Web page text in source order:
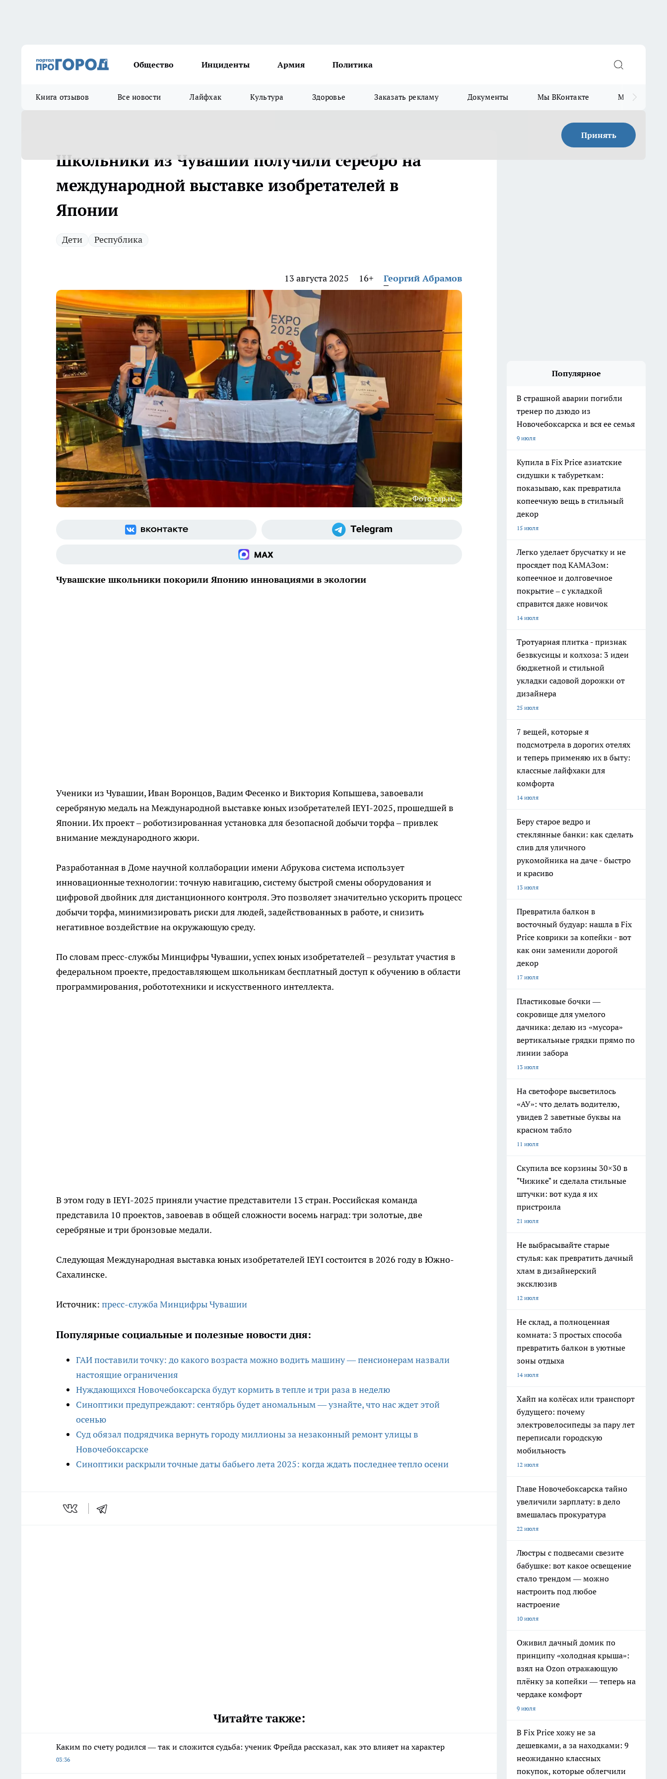
Общество Инциденты Армия Политика
Книга отзывов Все новости Лайфхак Культура Здоровье Заказать рекламу Документы Мы ВКонтакте Мы в
Принять
Школьники из Чувашии получили серебро на
международной выставке изобретателей в
Японии
Дети Республика
13 августа 2025 16+ Георгий Абрамов
Фото cap.ru
Чувашские школьники покорили Японию инновациями в экологии
Ученики из Чувашии, Иван Воронцов, Вадим Фесенко и Виктория Копышева, завоевали
серебряную медаль на Международной выставке юных изобретателей IEYI-2025, прошедшей в
Японии. Их проект – роботизированная установка для безопасной добычи торфа – привлек
внимание международного жюри.
Разработанная в Доме научной коллаборации имени Абрукова система использует
инновационные технологии: точную навигацию, систему быстрой смены оборудования и
цифровой двойник для дистанционного контроля. Это позволяет значительно ускорить процесс
добычи торфа, минимизировать риски для людей, задействованных в работе, и снизить
негативное воздействие на окружающую среду.
По словам пресс-службы Минцифры Чувашии, успех юных изобретателей – результат участия в
федеральном проекте, предоставляющем школьникам бесплатный доступ к обучению в области
программирования, робототехники и искусственного интеллекта.
В этом году в IEYI-2025 приняли участие представители 13 стран. Российская команда
представила 10 проектов, завоевав в общей сложности восемь наград: три золотые, две
серебряные и три бронзовые медали.
Следующая Международная выставка юных изобретателей IEYI состоится в 2026 году в Южно-
Сахалинске.
Источник: пресс-служба Минцифры Чувашии
Популярные социальные и полезные новости дня:
ГАИ поставили точку: до какого возраста можно водить машину — пенсионерам назвали
настоящие ограничения
Нуждающихся Новочебоксарска будут кормить в тепле и три раза в неделю
Синоптики предупреждают: сентябрь будет аномальным — узнайте, что нас ждет этой
осенью
Суд обязал подрядчика вернуть городу миллионы за незаконный ремонт улицы в
Новочебоксарске
Синоптики раскрыли точные даты бабьего лета 2025: когда ждать последнее тепло осени
Читайте также:
Каким по счету родился — так и сложится судьба: ученик Фрейда рассказал, как это влияет на характер
03:36
Популярное
В страшной аварии погибли
тренер по дзюдо из
Новочебоксарска и вся ее семья
9 июля
Купила в Fix Price азиатские
сидушки к табуреткам:
показываю, как превратила
копеечную вещь в стильный
декор
15 июля
Легко уделает брусчатку и не
просядет под КАМАЗом:
копеечное и долговечное
покрытие – с укладкой
справится даже новичок
14 июля
Тротуарная плитка - признак
безвкусицы и колхоза: 3 идеи
бюджетной и стильной
укладки садовой дорожки от
дизайнера
25 июля
7 вещей, которые я
подсмотрела в дорогих отелях
и теперь применяю их в быту:
классные лайфхаки для
комфорта
14 июля
Беру старое ведро и
стеклянные банки: как сделать
слив для уличного
рукомойника на даче - быстро
и красиво
13 июля
Превратила балкон в
восточный будуар: нашла в Fix
Price коврики за копейки - вот
как они заменили дорогой
декор
17 июля
Пластиковые бочки —
сокровище для умелого
дачника: делаю из «мусора»
вертикальные грядки прямо по
линии забора
13 июля
На светофоре высветилось
«АУ»: что делать водителю,
увидев 2 заветные буквы на
красном табло
11 июля
Скупила все корзины 30×30 в
"Чижике" и сделала стильные
штучки: вот куда я их
пристроила
21 июля
Не выбрасывайте старые
стулья: как превратить дачный
хлам в дизайнерский
эксклюзив
12 июля
Не склад, а полноценная
комната: 3 простых способа
превратить балкон в уютные
зоны отдыха
14 июля
Хайп на колёсах или транспорт
будущего: почему
электровелосипеды за пару лет
переписали городскую
мобильность
12 июля
Главе Новочебоксарска тайно
увеличили зарплату: в дело
вмешалась прокуратура
22 июля
Люстры с подвесами свезите
бабушке: вот какое освещение
стало трендом — можно
настроить под любое
настроение
10 июля
Оживил дачный домик по
принципу «холодная крыша»:
взял на Ozon отражающую
плёнку за копейки — теперь на
чердаке комфорт
9 июля
В Fix Price хожу не за
дешевками, а за находками: 9
неожиданно классных
покупок, которые облегчили